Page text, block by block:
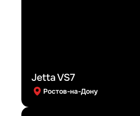
Jetta VS7
Ростов-на-Дону